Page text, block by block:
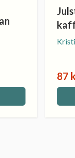
87